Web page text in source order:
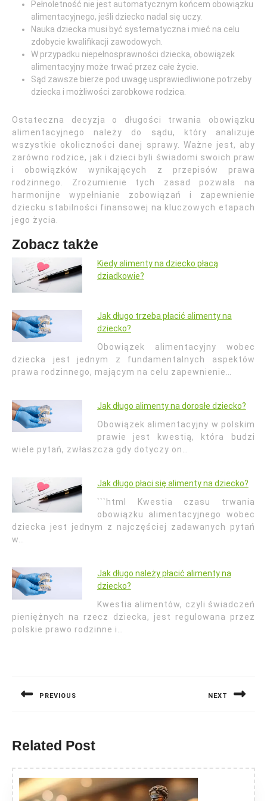
Pełnoletność nie jest automatycznym końcem obowiązku
alimentacyjnego, jeśli dziecko nadal się uczy.
Nauka dziecka musi być systematyczna i mieć na celu
zdobycie kwalifikacji zawodowych.
W przypadku niepełnosprawności dziecka, obowiązek
alimentacyjny może trwać przez całe życie.
Sąd zawsze bierze pod uwagę usprawiedliwione potrzeby
dziecka i możliwości zarobkowe rodzica.
Ostateczna decyzja o długości trwania obowiązku
alimentacyjnego należy do sądu, który analizuje
wszystkie okoliczności danej sprawy. Ważne jest, aby
zarówno rodzice, jak i dzieci byli świadomi swoich praw
i obowiązków wynikających z przepisów prawa
rodzinnego. Zrozumienie tych zasad pozwala na
harmonijne wypełnianie zobowiązań i zapewnienie
dziecku stabilności finansowej na kluczowych etapach
jego życia.
Zobacz także
Kiedy alimenty na dziecko płacą
dziadkowie?
Jak długo trzeba płacić alimenty na
dziecko?
Obowiązek alimentacyjny wobec
dziecka jest jednym z fundamentalnych aspektów
prawa rodzinnego, mającym na celu zapewnienie…
Jak długo alimenty na dorosłe dziecko?
Obowiązek alimentacyjny w polskim
prawie jest kwestią, która budzi
wiele pytań, zwłaszcza gdy dotyczy on…
Jak długo płaci się alimenty na dziecko?
```html Kwestia czasu trwania
obowiązku alimentacyjnego wobec
dziecka jest jednym z najczęściej zadawanych pytań
w…
Jak długo należy płacić alimenty na
dziecko?
Kwestia alimentów, czyli świadczeń
pieniężnych na rzecz dziecka, jest regulowana przez
polskie prawo rodzinne i…
PREVIOUS NEXT
Related Post